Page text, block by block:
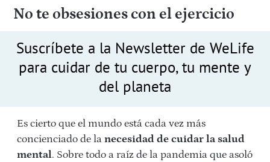
No te obsesiones con el ejercicio
Suscríbete a la Newsletter de WeLife
para cuidar de tu cuerpo, tu mente y
del planeta
Es cierto que el mundo está cada vez más
concienciado de la necesidad de cuidar la salud
mental. Sobre todo a raíz de la pandemia que asoló